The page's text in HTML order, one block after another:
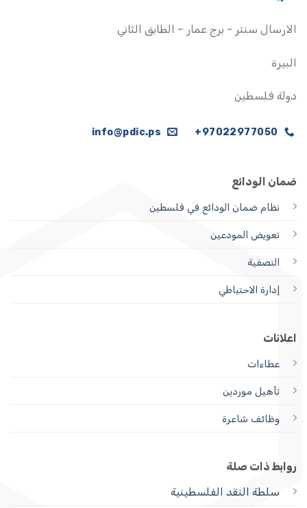
الارسال سنتر - برج عمار – الطابق الثاني
البيرة
دولة فلسطين
97022977050+
info@pdic.ps
ضمان الودائع
نظام ضمان الودائع في فلسطين
تعويض المودعين
التصفية
إدارة الاحتياطي
اعلانات
عطاءات
تأهيل موردين
وظائف شاعرة
روابط ذات صلة
سلطة النقد الفلسطينية